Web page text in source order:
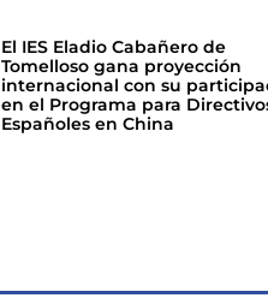
El IES Eladio Cabañero de
Tomelloso gana proyección
internacional con su
en el Programa para
Españoles en China